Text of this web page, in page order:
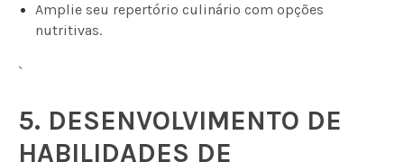
Amplie seu repertório culinário com opções
nutritivas.
`
5. DESENVOLVIMENTO DE
HABILIDADES DE